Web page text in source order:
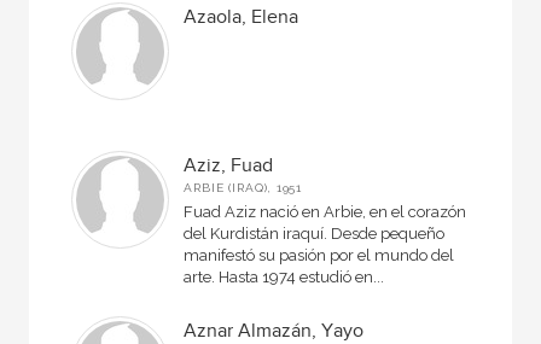
Azaola, Elena
Aziz, Fuad
ARBIE (IRAQ), 1951
Fuad Aziz nació en Arbie, en el corazón
del Kurdistán iraquí. Desde pequeño
manifestó su pasión por el mundo del
arte. Hasta 1974 estudió en...
Aznar Almazán, Yayo